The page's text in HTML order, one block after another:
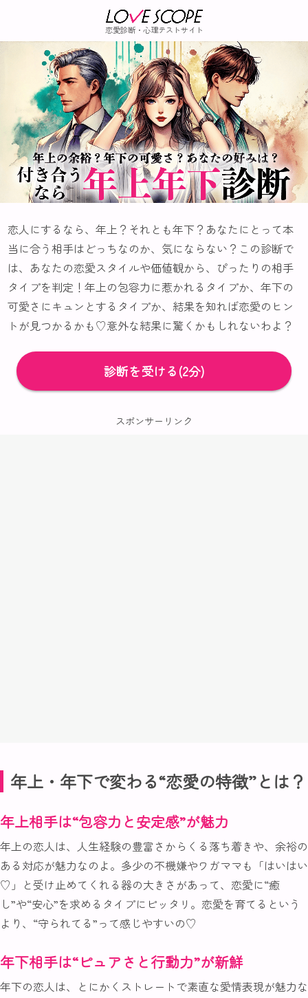
恋愛診断・心理テストサイト
恋人にするなら、年上？それとも年下？あなたにとって本
当に合う相手はどっちなのか、気にならない？この診断で
は、あなたの恋愛スタイルや価値観から、ぴったりの相手
タイプを判定！年上の包容力に惹かれるタイプか、年下の
可愛さにキュンとするタイプか、結果を知れば恋愛のヒン
トが見つかるかも♡意外な結果に驚くかもしれないわよ？
診断を受ける(2分)
スポンサーリンク
年上・年下で変わる“恋愛の特徴”とは？
年上相手は“包容力と安定感”が魅力
年上の恋人は、人生経験の豊富さからくる落ち着きや、余裕の
ある対応が魅力なのよ。多少の不機嫌やワガママも「はいはい
♡」と受け止めてくれる器の大きさがあって、恋愛に“癒
し”や“安心”を求めるタイプにピッタリ。恋愛を育てるという
より、“守られてる”って感じやすいの♡
年下相手は“ピュアさと行動力”が新鮮
年下の恋人は、とにかくストレートで素直な愛情表現が魅力な